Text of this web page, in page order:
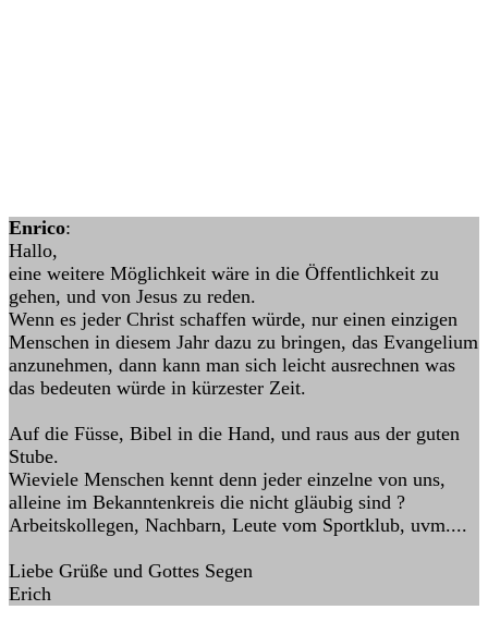
Enrico:
Hallo,
eine weitere Möglichkeit wäre in die Öffentlichkeit zu
gehen, und von Jesus zu reden.
Wenn es jeder Christ schaffen würde, nur einen einzigen
Menschen in diesem Jahr dazu zu bringen, das Evangelium
anzunehmen, dann kann man sich leicht ausrechnen was
das bedeuten würde in kürzester Zeit.
Auf die Füsse, Bibel in die Hand, und raus aus der guten
Stube.
Wieviele Menschen kennt denn jeder einzelne von uns,
alleine im Bekanntenkreis die nicht gläubig sind ?
Arbeitskollegen, Nachbarn, Leute vom Sportklub, uvm....
Liebe Grüße und Gottes Segen
Erich